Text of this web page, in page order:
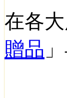
在各
贈品